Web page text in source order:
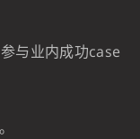
与业内成功case